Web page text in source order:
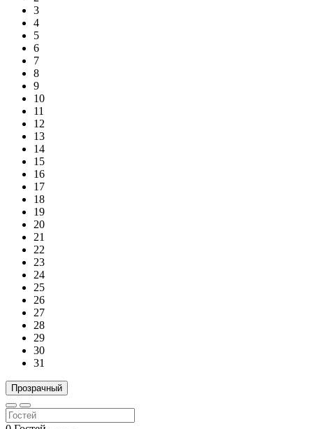
3
4
5
6
7
8
9
10
11
12
13
14
15
16
17
18
19
20
21
22
23
24
25
26
27
28
29
30
31
Прозрачный